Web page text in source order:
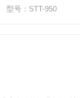
型号：STT-950